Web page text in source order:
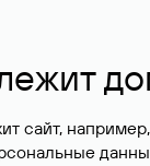
сайт,